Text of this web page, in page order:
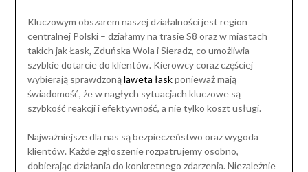
Kluczowym obszarem naszej działalności jest region
centralnej Polski – działamy na trasie S8 oraz w miastach
takich jak Łask, Zduńska Wola i Sieradz, co umożliwia
szybkie dotarcie do klientów. Kierowcy coraz częściej
wybierają sprawdzonąlaweta łaskponieważ mają
świadomość, że w nagłych sytuacjach kluczowe są
szybkość reakcji i efektywność, a nie tylko koszt usługi.
Najważniejsze dla nas są bezpieczeństwo oraz wygoda
klientów. Każde zgłoszenie rozpatrujemy osobno,
dobierając działania do konkretnego zdarzenia. Niezależnie